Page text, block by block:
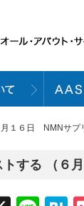
１６日 NMNサプ
する （６